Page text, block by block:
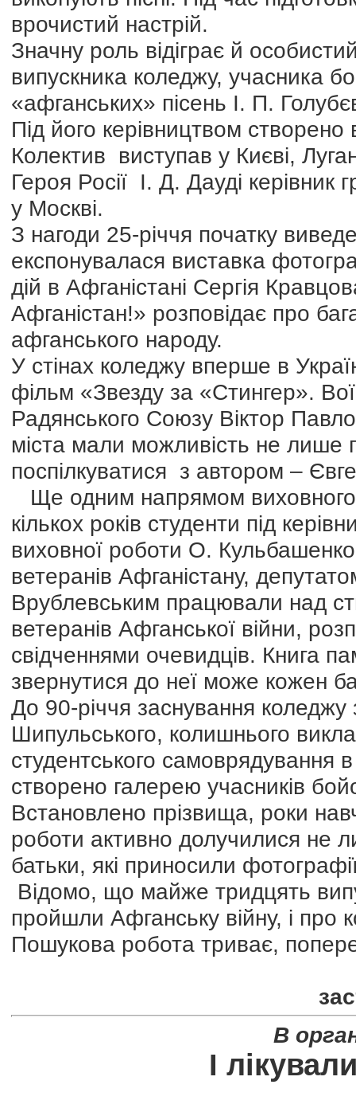
врочистий настрій.
Значну роль відіграє й
випускника коледжу, учасника
«афганських» пісень І. П.
Під його керівництвом
Колектив виступав у Києві,
Героя Росії І. Д. Дауді керівник
у Москві.
З нагоди 25-річчя початку
експонувалася виставка
дій в Афганістані Сергія
Афганістан!» розповідає про
афганського народу.
У стінах коледжу вперше в
фільм «Звезду за «Стингер».
Радянського Союзу Віктор
міста мали можливість не лише
поспілкуватися з автором –
Ще одним напрямом
кількох років студенти під
виховної роботи О. Кульбашенко
ветеранів Афганістану,
Врублевським працювали над
ветеранів Афганської війни,
свідченнями очевидців. Книга
звернутися до неї може кожен
До 90-річчя заснування
Шипульського, колишнього
студентського самоврядування
створено галерею учасників
Встановлено прізвища, роки
роботи активно долучилися не
батьки, які приносили
Відомо, що майже тридцять
пройшли Афганську війну, і про
Пошукова робота триває,
В
І